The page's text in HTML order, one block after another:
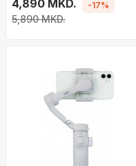
180cm, LED, me
telekomandë
4,890 MKD.
5,890 MKD.
-17%